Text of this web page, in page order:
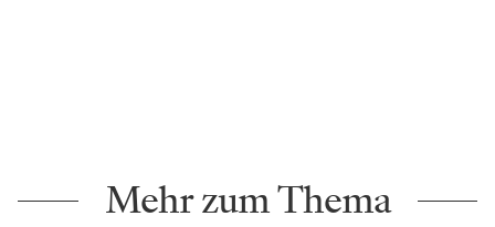
Mehr zum Thema